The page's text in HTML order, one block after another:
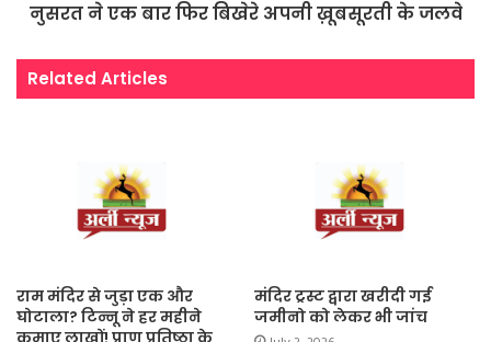
नुसरत ने एक बार फिर बिखेरे अपनी ख़ूबसूरती के जलवे
Related Articles
राम मंदिर से जुड़ा एक और
घोटाला? टिन्नू ने हर महीने
कमाए लाखों! प्राण प्रतिष्ठा के
मंदिर ट्रस्ट द्वारा खरीदी गई
जमीनो को लेकर भी जांच